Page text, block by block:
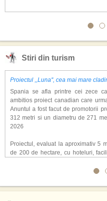
Stiri din turism
Proiectul ,,Luna'', cea mai mare
Spania se afla printre cei zece
ambitios proiect canadian care
Anuntul a fost facut de promotorii
312 metri si un diametru de 271
2026
Proiectul, evaluat la aproximativ 5
de 200 de hectare, cu hoteluri,
atragerea a pana la 10 milioane
exclusiv simularea suprafetei lunare.